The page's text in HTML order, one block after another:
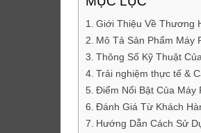
Giới Thiệu Về Thương
Mô Tả Sản Phẩm Máy
Thông Số Kỹ Thuật
Trải nghiệm thực tế &
Điểm Nổi Bật Của Máy
Đánh Giá Từ Khách
Hướng Dẫn Cách Sử